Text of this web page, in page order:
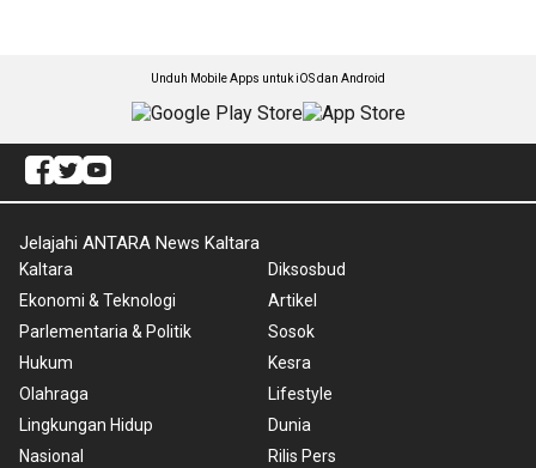
Unduh Mobile Apps untuk iOS dan Android
Jelajahi ANTARA News Kaltara
Kaltara
Ekonomi & Teknologi
Parlementaria & Politik
Hukum
Olahraga
Lingkungan Hidup
Nasional
Diksosbud
Artikel
Sosok
Kesra
Lifestyle
Dunia
Rilis Pers